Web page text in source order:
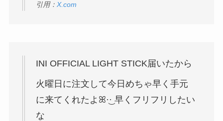
引用： X.com
INI OFFICIAL LIGHT STICK届いたから
火曜日に注文して今日めちゃ早く手元
に来てくれたよꕤ︎︎·͜· 早くフリフリしたい
な